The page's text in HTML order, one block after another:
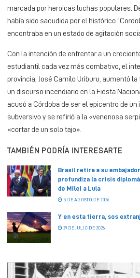
marcada por heroicas luchas populares.
había sido sacudida por el histórico
encontraba en un estado de agitación
Con la intención de enfrentar a un
estudiantil cada vez más combativo, el
provincia, José Camilo Uriburu, aumentó
un discurso incendiario en la Fiesta
acusó a Córdoba de ser el epicentro de
subversivo y se refirió a la «venenosa
«cortar de un solo tajo».
TAMBIÉN PODRÍA INTERESARTE
Brasil retira a su
profundiza la crisis
de Milei a Lula
5 DE AGOSTO DE 2026
Y en esta tierra, sos
29 DE JULIO DE 2026